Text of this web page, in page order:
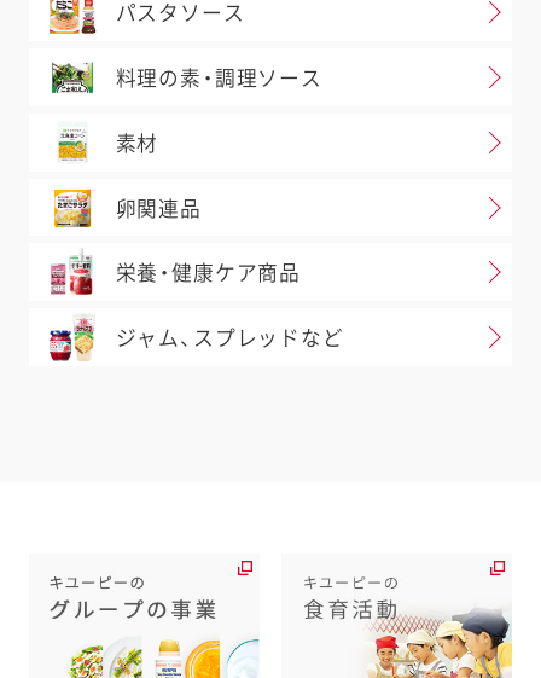
パスタソース
料理の素・調理ソース
素材
卵関連品
栄養・健康ケア商品
ジャム、スプレッドなど